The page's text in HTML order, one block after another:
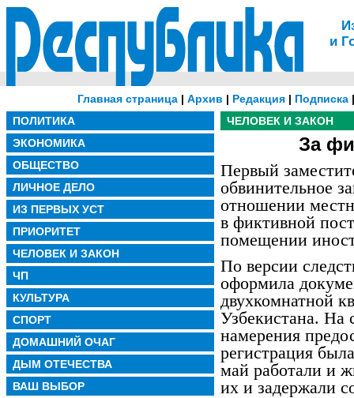
и
Главная страница | Архив | Редакция | Подписка
ПОЛИТИКА
ЭКОНОМИКА
ОБЩЕСТВО
ЛИЧНОЕ ДЕЛО
ИЗ ПЕРВЫХ УСТ
ПРИОРИТЕТ
ЧЕЛОВЕК И ЗАКОН
ЧП
КУЛЬТУРА
СПОРТ
ДОМАШНИЙ ОЧАГ
ДЫМ ОТЕЧЕСТВА
ВАШ ВЫБОР
ЧЕЛОВЕК И ЗАКОН
За
Первый
обвинительное
отношении
в фиктивной
помещении
По версии
оформила
двухкомнатной
Узбекистана. На
намерения
регистрация
май работали и
их и задержали